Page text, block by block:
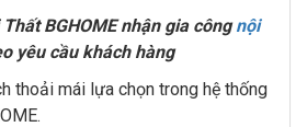
BGHOME nhận gia côngnội
yêu cầu khách hàng
thoải mái lựa chọn trong hệ thống